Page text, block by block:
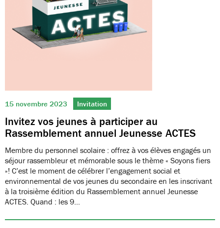
15 novembre 2023 Invitation
Invitez vos jeunes à participer au
Rassemblement annuel Jeunesse ACTES
Membre du personnel scolaire : offrez à vos élèves engagés un
séjour rassembleur et mémorable sous le thème « Soyons fiers
»! C’est le moment de célébrer l’engagement social et
environnemental de vos jeunes du secondaire en les inscrivant
à la troisième édition du Rassemblement annuel Jeunesse
ACTES. Quand : les 9…